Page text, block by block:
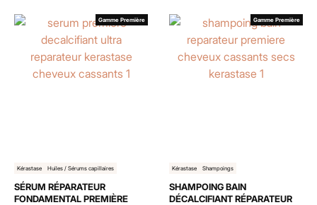
Gamme Première
Kérastase Huiles / Sérums capillaires
SÉRUM RÉPARATEUR
FONDAMENTAL PREMIÈRE
Gamme Première
Kérastase Shampoings
SHAMPOING BAIN
DÉCALCIFIANT RÉPARATEUR